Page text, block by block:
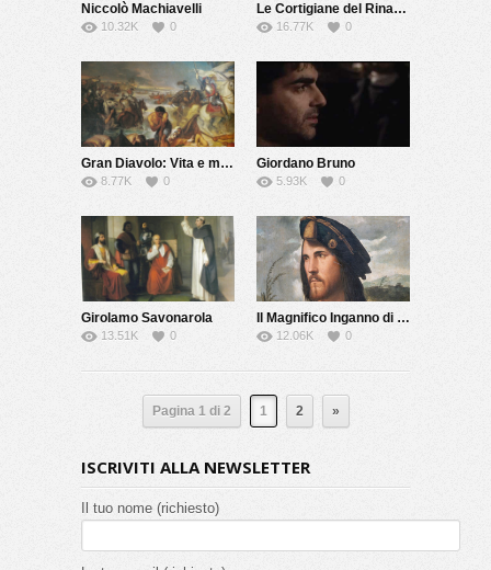
Niccolò Machiavelli
10.32K 0
Le Cortigiane del Rinascimento
16.77K 0
Gran Diavolo: Vita e morte di Giovanni dalle Bande Nere
8.77K 0
Giordano Bruno
5.93K 0
Girolamo Savonarola
13.51K 0
Il Magnifico Inganno di Cesare Borgia
12.06K 0
Pagina 1 di 2 1 2 »
ISCRIVITI ALLA NEWSLETTER
Il tuo nome (richiesto)